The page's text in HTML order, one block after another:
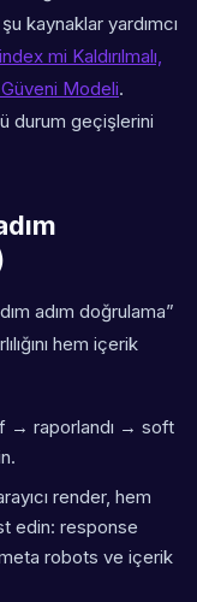
kaynaklar yardımcı
mi Kaldırılmalı,
Güveni Modeli.
durum geçişlerini
adım doğrulama”
hem içerik
→ raporlandı → soft
render, hem
edin: response
robots ve içerik